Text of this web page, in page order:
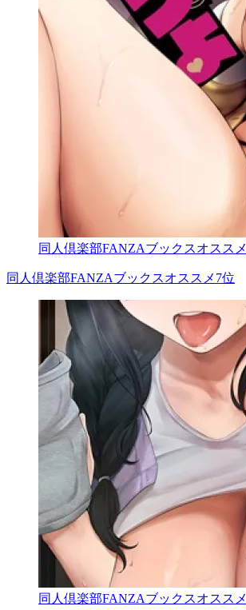
同人倶楽部FANZAブックスオススメ
同人倶楽部FANZAブックスオススメ7位
同人倶楽部FANZAブックスオススメ